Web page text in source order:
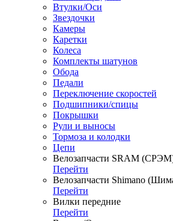
Втулки/Оси
Звездочки
Камеры
Каретки
Колеса
Комплекты шатунов
Обода
Педали
Переключение скоростей
Подшипники/спицы
Покрышки
Рули и выносы
Тормоза и колодки
Цепи
Велозапчасти SRAM
Перейти
Велозапчасти Shimano
Перейти
Вилки передние
Перейти